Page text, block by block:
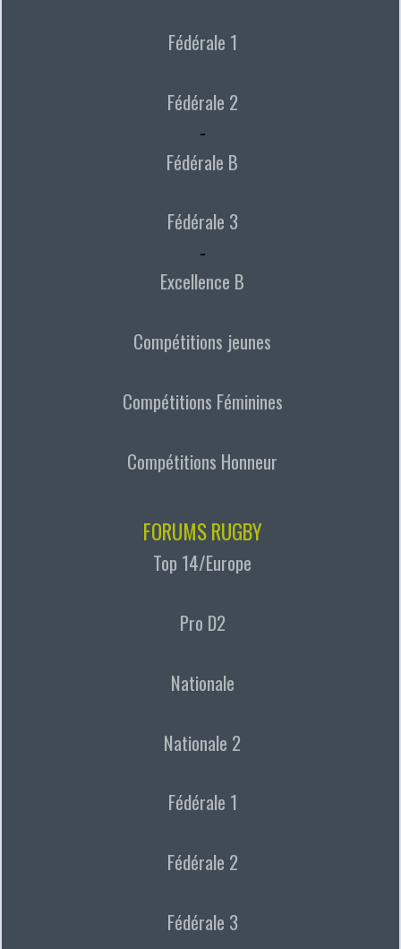
Fédérale 1
Fédérale 2
-
Fédérale B
Fédérale 3
-
Excellence B
Compétitions jeunes
Compétitions Féminines
Compétitions Honneur
FORUMS RUGBY
Top 14/Europe
Pro D2
Nationale
Nationale 2
Fédérale 1
Fédérale 2
Fédérale 3